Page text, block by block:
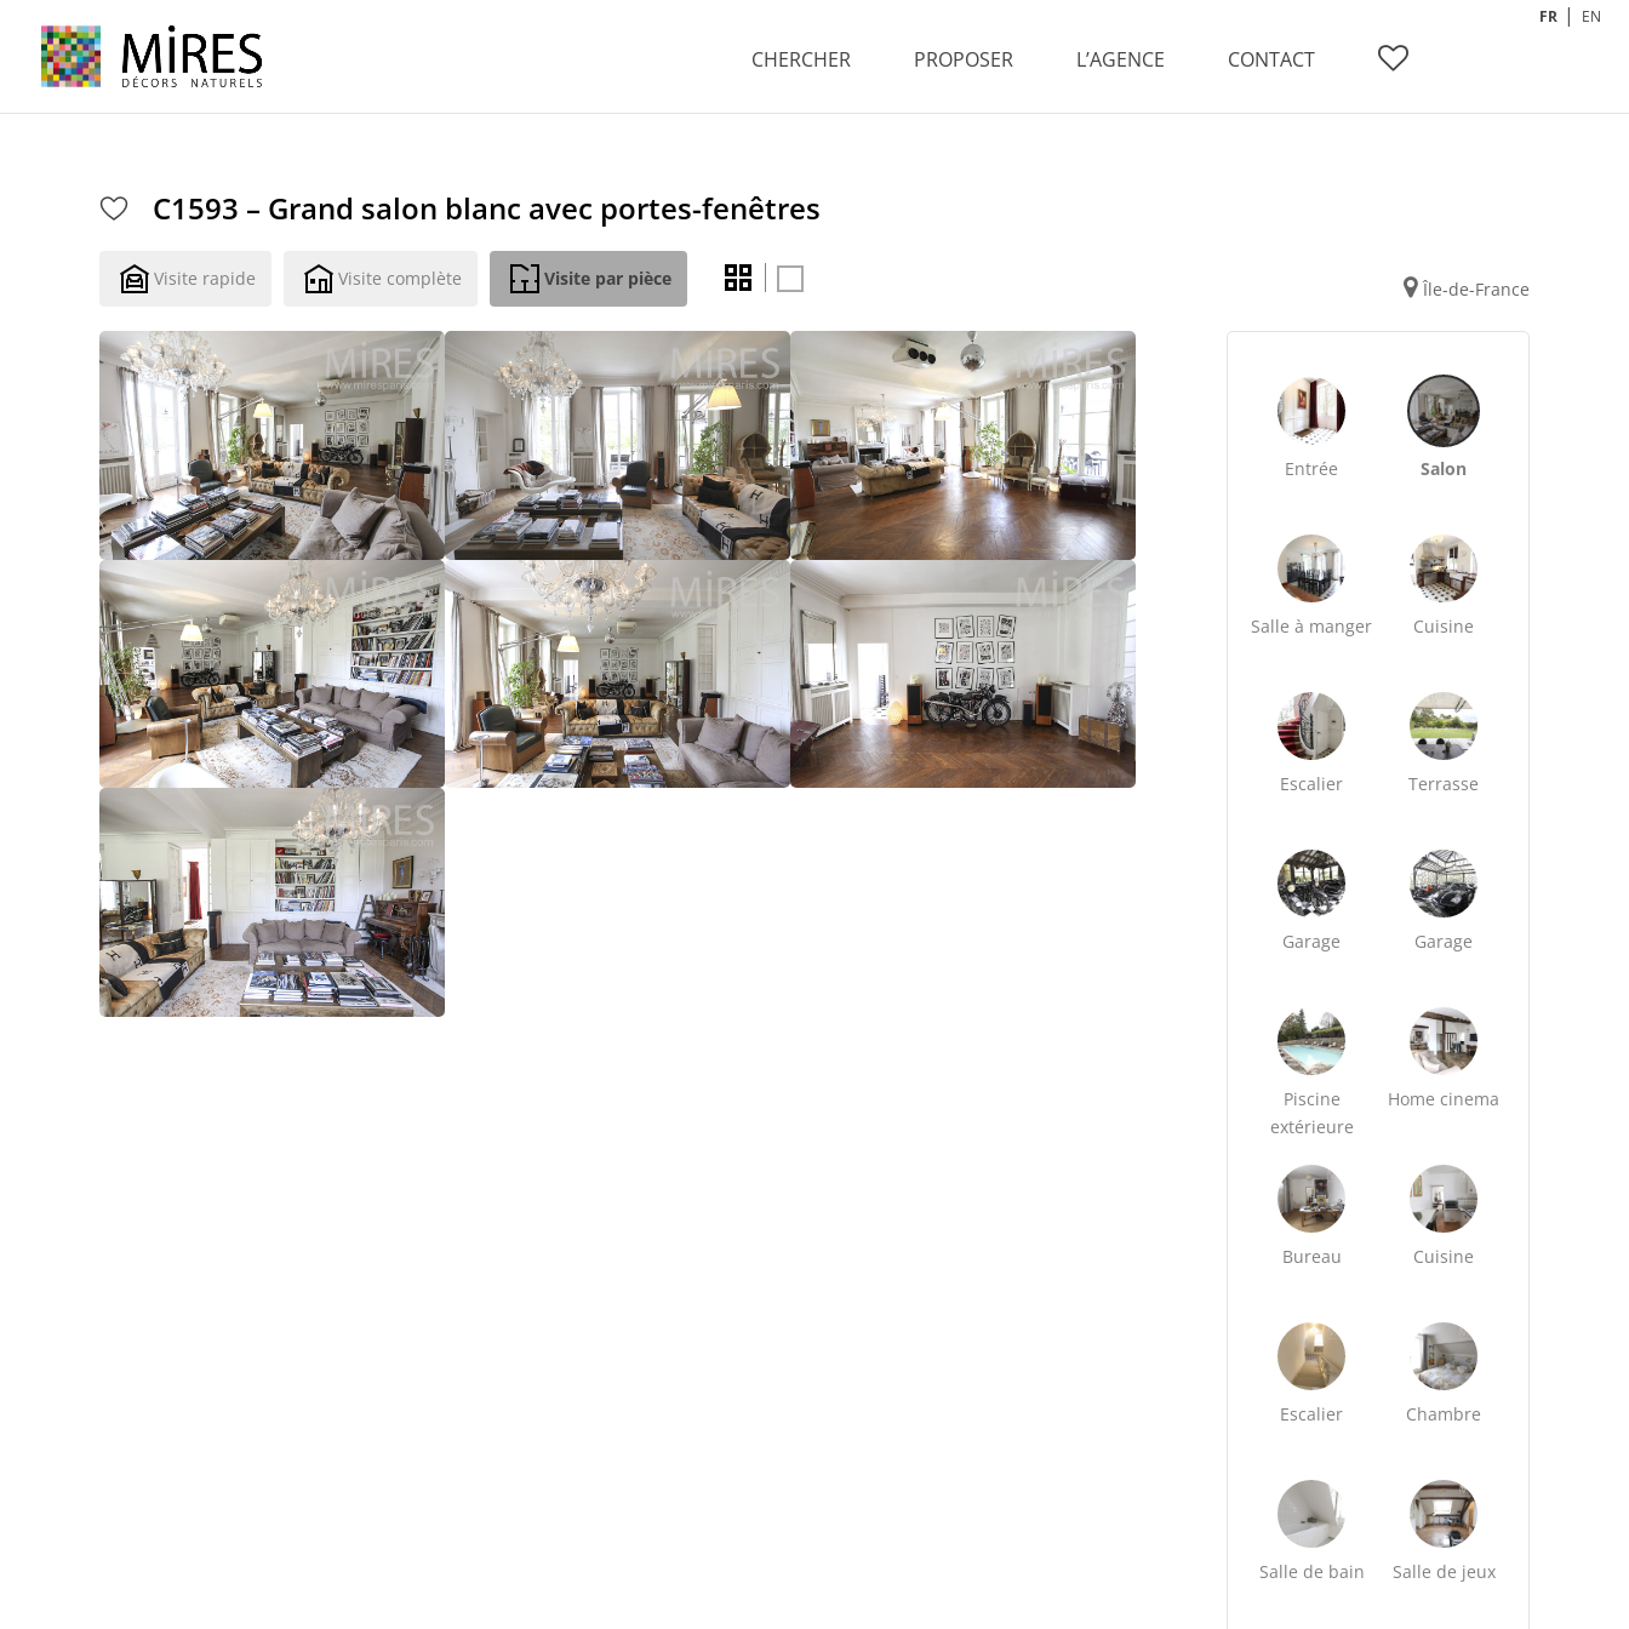
CHERCHER PROPOSER L’AGENCE CONTACT
FR EN
C1593 – Grand salon blanc avec portes-fenêtres
Visite rapide Visite complète Visite par pièce Île-de-France
Entrée Salon
Salle à manger Cuisine
Escalier Terrasse
Garage Garage
Piscine
extérieure
Home cinema
Bureau Cuisine
Escalier Chambre
Salle de bain Salle de jeux